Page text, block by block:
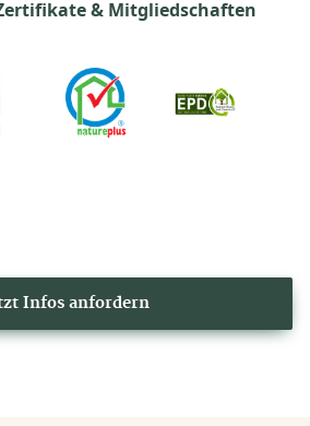
& Mitgliedschaften
Infos anfordern